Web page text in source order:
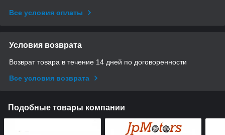
Все условия оплаты
Условия возврата
Возврат товара в течение 14 дней по договоренности
Все условия возврата
Подобные товары компании